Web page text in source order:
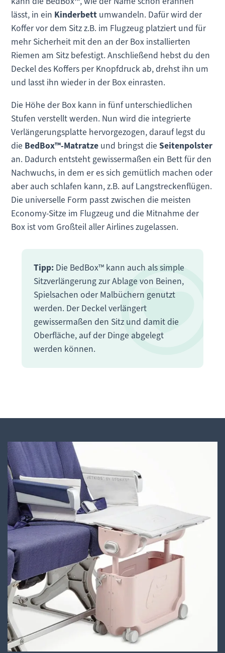
lässt, in ein Kinderbett umwandeln. Dafür wird der
Koffer vor dem Sitz z.B. im Flugzeug platziert und für
mehr Sicherheit mit den an der Box installierten
Riemen am Sitz befestigt. Anschließend hebst du den
Deckel des Koffers per Knopfdruck ab, drehst ihn um
und lasst ihn wieder in der Box einrasten.
Die Höhe der Box kann in fünf unterschiedlichen
Stufen verstellt werden. Nun wird die integrierte
Verlängerungsplatte hervorgezogen, darauf legst du
die BedBox™-Matratze und bringst dieSeitenpolster
an. Dadurch entsteht gewissermaßen ein Bett für den
Nachwuchs, in dem er es sich gemütlich machen oder
aber auch schlafen kann, z.B. auf Langstreckenflügen.
Die universelle Form passt zwischen die meisten
Economy-Sitze im Flugzeug und die Mitnahme der
Box ist vom Großteil aller Airlines zugelassen.
Tipp: Die BedBox™ kann auch als simple
Sitzverlängerung zur Ablage von Beinen,
Spielsachen oder Malbüchern genutzt
werden. Der Deckel verlängert
gewissermaßen den Sitz und damit die
Oberfläche, auf der Dinge abgelegt
werden können.